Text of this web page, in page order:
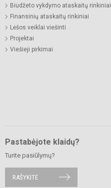
Biudžeto vykdymo ataskaitų rinkiniai
Finansinių ataskaitų rinkiniai
Lėšos veiklai viešinti
Projektai
Viešieji pirkimai
Pastabėjote klaidų?
Turite pasiūlymų?
RAŠYKITE